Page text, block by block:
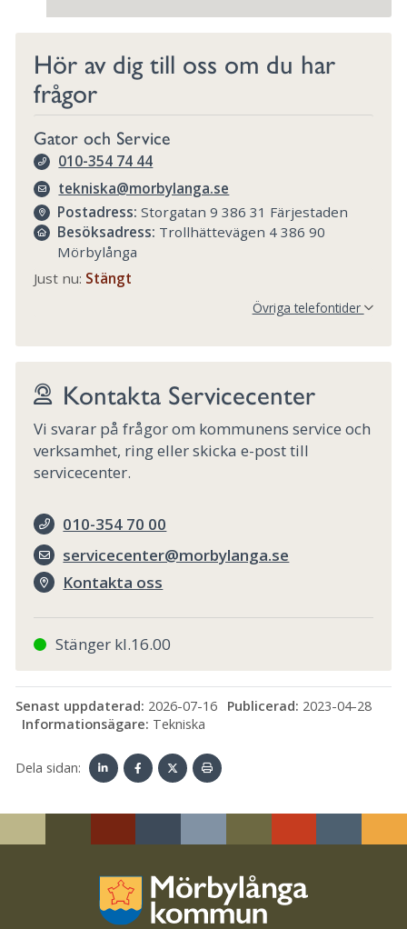
Hör av dig till oss om du har
frågor
Gator och Service
010-354 74 44
tekniska@morbylanga.se
Postadress: Storgatan 9 386 31 Färjestaden
Besöksadress: Trollhättevägen 4 386 90
Mörbylånga
Just nu: Stängt
Övriga telefontider
Kontakta Servicecenter
Vi svarar på frågor om kommunens service och
verksamhet, ring eller skicka e-post till
servicecenter.
010-354 70 00
servicecenter@morbylanga.se
Kontakta oss
Stänger kl.16.00
Senast uppdaterad: 2026-07-16 Publicerad: 2023-04-28
Informationsägare: Tekniska
Dela sidan: